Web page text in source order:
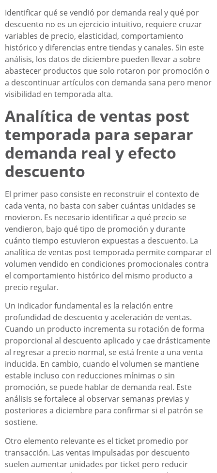
Identificar qué se vendió por demanda real y qué por
descuento no es un ejercicio intuitivo, requiere cruzar
variables de precio, elasticidad, comportamiento
histórico y diferencias entre tiendas y canales. Sin este
análisis, los datos de diciembre pueden llevar a sobre
abastecer productos que solo rotaron por promoción o
a descontinuar artículos con demanda sana pero menor
visibilidad en temporada alta.
Analítica de ventas post
temporada para separar
demanda real y efecto
descuento
El primer paso consiste en reconstruir el contexto de
cada venta, no basta con saber cuántas unidades se
movieron. Es necesario identificar a qué precio se
vendieron, bajo qué tipo de promoción y durante
cuánto tiempo estuvieron expuestas a descuento. La
analítica de ventas post temporada permite comparar el
volumen vendido en condiciones promocionales contra
el comportamiento histórico del mismo producto a
precio regular.
Un indicador fundamental es la relación entre
profundidad de descuento y aceleración de ventas.
Cuando un producto incrementa su rotación de forma
proporcional al descuento aplicado y cae drásticamente
al regresar a precio normal, se está frente a una venta
inducida. En cambio, cuando el volumen se mantiene
estable incluso con reducciones mínimas o sin
promoción, se puede hablar de demanda real. Este
análisis se fortalece al observar semanas previas y
posteriores a diciembre para confirmar si el patrón se
sostiene.
Otro elemento relevante es el ticket promedio por
transacción. Las ventas impulsadas por descuento
suelen aumentar unidades por ticket pero reducir